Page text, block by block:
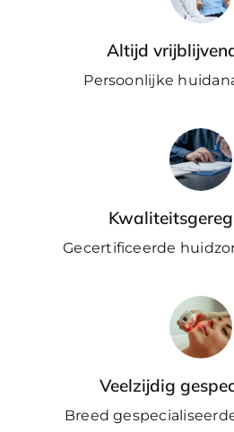
Altijd
Persoonlijke
Gecertificeerde
Veelzijdig
Breed